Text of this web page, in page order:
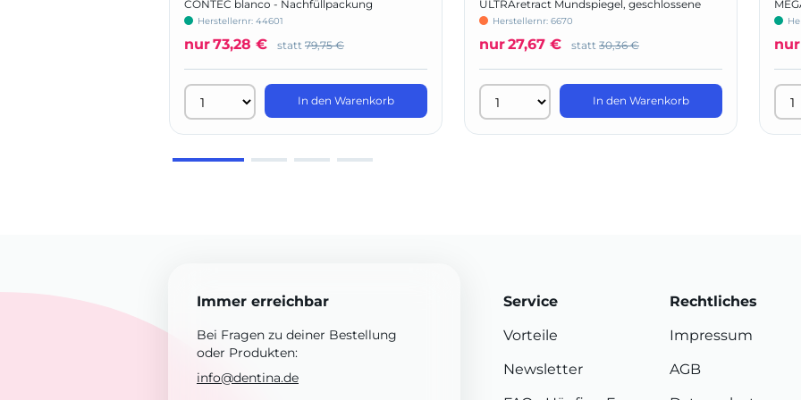
CONTEC blanco - Nachfüllpackung
Herstellernr: 44601
nur73,28 € statt 79,75 €
In den Warenkorb
ULTRAretract Mundspiegel, geschlossene
FormHerstellernr: 6670
nur27,67 € statt 30,36 €
In den Warenkorb
nur
Immer erreichbar
Bei Fragen zu deiner Bestellung
oder Produkten:
info@dentina.de
Service
Vorteile
Newsletter
Rechtliches
Impressum
AGB